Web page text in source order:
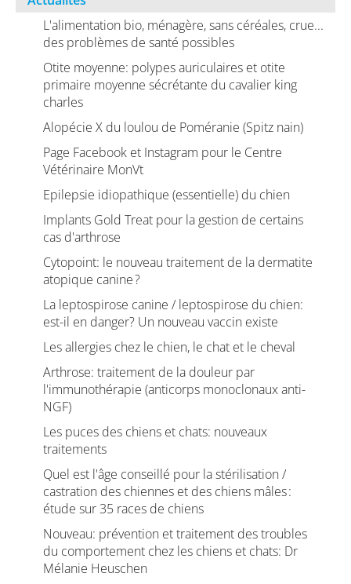
L'alimentation bio, ménagère, sans céréales, crue...
des problèmes de santé possibles
Otite moyenne: polypes auriculaires et otite
primaire moyenne sécrétante du cavalier king
charles
Alopécie X du loulou de Poméranie (Spitz nain)
Page Facebook et Instagram pour le Centre
Vétérinaire MonVt
Epilepsie idiopathique (essentielle) du chien
Implants Gold Treat pour la gestion de certains
cas d'arthrose
Cytopoint: le nouveau traitement de la dermatite
atopique canine ?
La leptospirose canine / leptospirose du chien:
est-il en danger? Un nouveau vaccin existe
Les allergies chez le chien, le chat et le cheval
Arthrose: traitement de la douleur par
l'immunothérapie (anticorps monoclonaux anti-
NGF)
Les puces des chiens et chats: nouveaux
traitements
Quel est l'âge conseillé pour la stérilisation /
castration des chiennes et des chiens mâles :
étude sur 35 races de chiens
Nouveau: prévention et traitement des troubles
du comportement chez les chiens et chats: Dr
Mélanie Heuschen